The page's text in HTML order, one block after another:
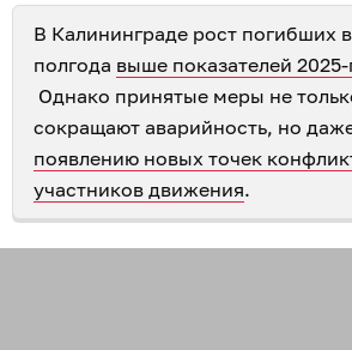
В Калининграде рост погибших
полгода выше показателей 2025-
Однако принятые меры не
сокращают аварийность, но
появлению новых точек
участников движения.